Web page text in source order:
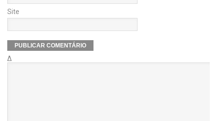
Site
Δ